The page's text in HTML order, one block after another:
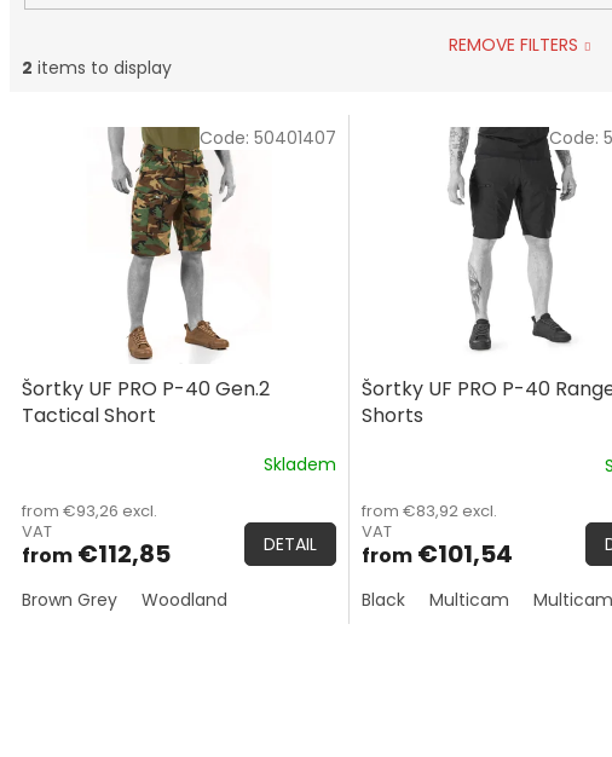
REMOVE FILTERS
2 items to display
uŠortky UF PRO P-40 Gen.2
Tactical Short
product
rating
is
out
Skladem
from €93,26 excl.
VAT
from €112,85 DETAIL
Brown Grey Woodland
Code: 50401407
Šortky UF PRO P-40
Shorts
product
rating
is
out
from €83,92 excl.
VAT
from€101,54
Black Multicam
Code: